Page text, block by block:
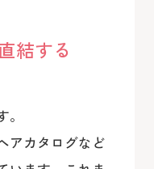
結する
アカタログなど